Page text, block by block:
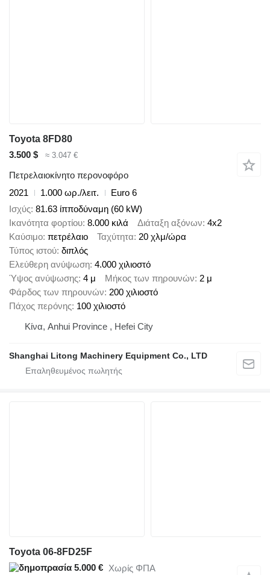
Toyota 8FD80
3.500 $
≈ 3.047 €
Πετρελαιοκίνητο περονοφόρο
2021
1.000 ωρ./λειτ.
Euro 6
Ισχύς 81.63 ίπποδύναμη (60 kW)
Ικανότητα φορτίου 8.000 κιλά Διάταξη αξόνων 4x2
Καύσιμο πετρέλαιο Ταχύτητα 20 χλμ/ώρα
Τύπος ιστού διπλός
Ελεύθερη ανύψωση 4.000 χιλιοστό
Ύψος ανύψωσης 4 μ Μήκος των πηρουνών 2 μ
Φάρδος των πηρουνών 200 χιλιοστό
Πάχος περόνης 100 χιλιοστό
Κίνα, Anhui Province , Hefei City
Shanghai Litong Machinery Equipment Co., LTD
Toyota 06-8FD25F
5.000 € Χωρίς ΦΠΑ